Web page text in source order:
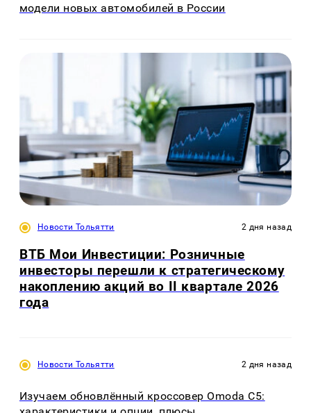
модели новых автомобилей в России
Новости Тольятти 2 дня назад
ВТБ Мои Инвестиции: Розничные
инвесторы перешли к стратегическому
накоплению акций во II квартале 2026
года
Новости Тольятти 2 дня назад
Изучаем обновлённый кроссовер Omoda C5: